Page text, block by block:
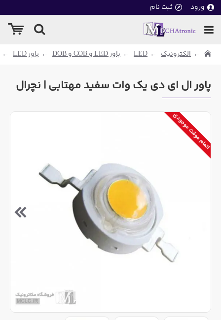
ورود ثبت نام
الکترونیک LED پاور LED و COB و DOB پاور LED
پاور ال ای دی یک وات سفید مهتابی | نچرال
اتمام موقت موجودی